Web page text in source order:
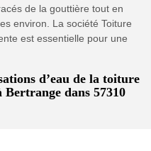
de la gouttière tout en
environ. La société Toiture
est essentielle pour une
d’eau de la toiture
dans 57310